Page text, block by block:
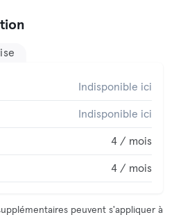
Indisponible ici
Indisponible ici
4 / mois
4 / mois
peuvent s'appliquer à